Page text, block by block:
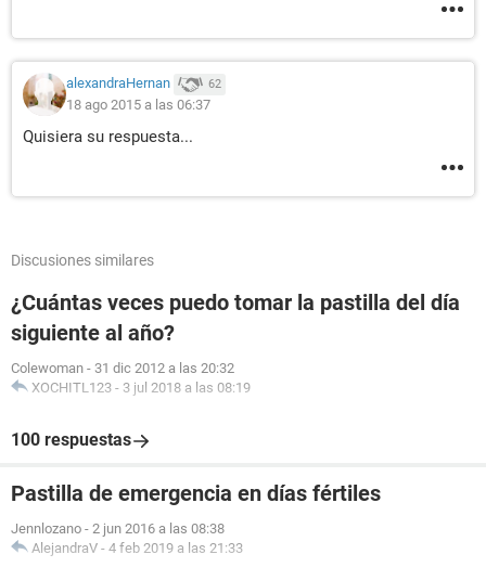
alexandraHernan 62
18 ago 2015 a las 06:37
Quisiera su respuesta...
Discusiones similares
¿Cuántas veces puedo tomar la pastilla del día
siguiente al año?
Colewoman - 31 dic 2012 a las 20:32
XOCHITL123 - 3 jul 2018 a las 08:19
100 respuestas
Pastilla de emergencia en días fértiles
Jennlozano - 2 jun 2016 a las 08:38
AlejandraV - 4 feb 2019 a las 21:33